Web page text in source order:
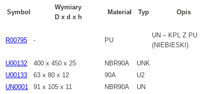
Symbol
Wymiary
D x d x h
Materiał Typ Opis
R00795 - PU
UN – KPL Z PU
(NIEBIESKI)
U00132 400 x 450 x 25 NBR90A
UNK
U00133
63 x 80 x 12 90A
U2
UN0001
91 x 105 x 11 NBR90A
UN